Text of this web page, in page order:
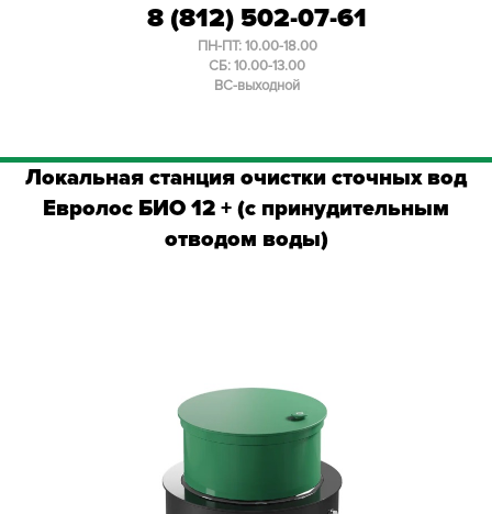
8 (812) 502-07-61
ПН-ПТ: 10.00-18.00
СБ: 10.00-13.00
ВС-выходной
Локальная станция очистки сточных вод
Евролос БИО 12 + (с принудительным
отводом воды)